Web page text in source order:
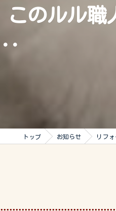
のルル職
トップ お知らせ リフ